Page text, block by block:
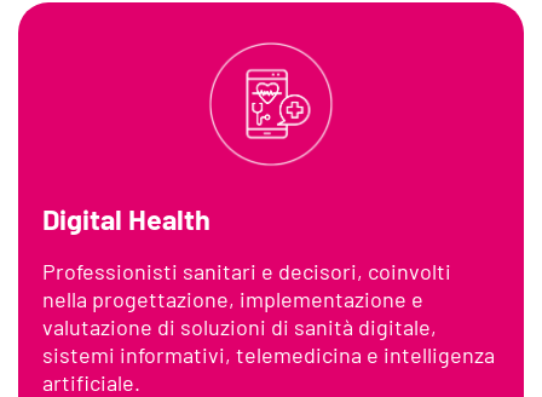
Digital Health
Professionisti sanitari e decisori, coinvolti
nella progettazione, implementazione e
valutazione di soluzioni di sanità digitale,
sistemi informativi, telemedicina e intelligenza
artificiale.